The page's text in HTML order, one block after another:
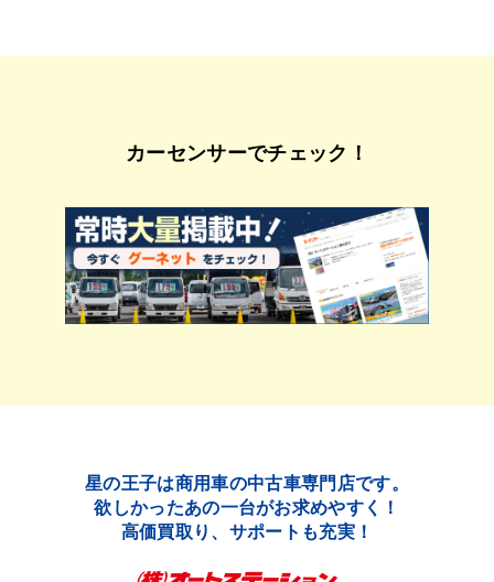
カーセンサーでチェック！
星の王子は商用車の中古車専門店です。
欲しかったあの一台がお求めやすく！
高価買取り、サポートも充実！